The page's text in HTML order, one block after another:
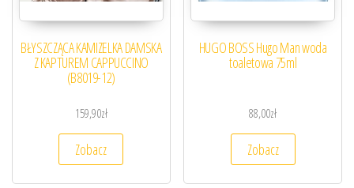
BŁYSZCZĄCA KAMIZELKA DAMSKA
Z KAPTUREM CAPPUCCINO
(B8019-12)
159,90zł
Zobacz
HUGO BOSS Hugo Man woda
toaletowa 75ml
88,00zł
Zobacz